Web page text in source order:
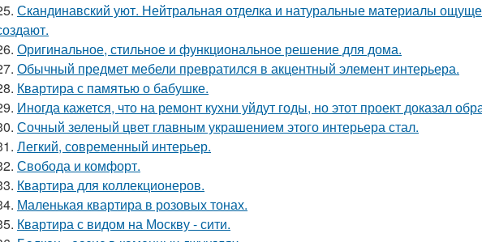
Скандинавский уют. Нейтральная отделка и натуральные материалы
Оригинальное, стильное и функциональное решение для дома.
Обычный предмет мебели превратился в акцентный элемент интерьера.
Квартира с памятью о бабушке.
Иногда кажется, что на ремонт кухни уйдут годы, но этот проект доказал
Сочный зеленый цвет главным украшением этого интерьера стал.
Легкий, современный интерьер.
Свобода и комфорт.
Квартира для коллекционеров.
Маленькая квартира в розовых тонах.
Квартира с видом на Москву - сити.